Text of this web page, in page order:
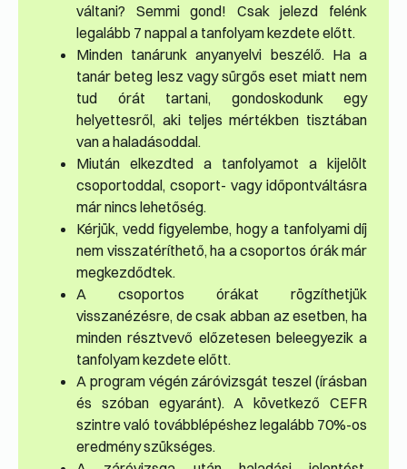
váltani? Semmi gond! Csak jelezd felénk
legalább 7 nappal a tanfolyam kezdete előtt.
Minden tanárunk anyanyelvi beszélő. Ha a
tanár beteg lesz vagy sürgős eset miatt nem
tud órát tartani, gondoskodunk egy
helyettesről, aki teljes mértékben tisztában
van a haladásoddal.
Miután elkezdted a tanfolyamot a kijelölt
csoportoddal, csoport- vagy időpontváltásra
már nincs lehetőség.
Kérjük, vedd figyelembe, hogy a tanfolyami díj
nem visszatéríthető, ha a csoportos órák már
megkezdődtek.
A csoportos órákat rögzíthetjük
visszanézésre, de csak abban az esetben, ha
minden résztvevő előzetesen beleegyezik a
tanfolyam kezdete előtt.
A program végén záróvizsgát teszel (írásban
és szóban egyaránt). A következő CEFR
szintre való továbblépéshez legalább 70%-os
eredmény szükséges.